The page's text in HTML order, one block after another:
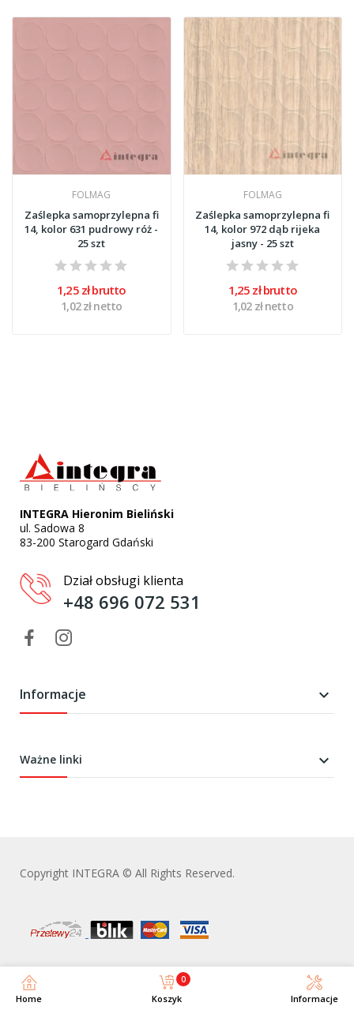
Home
0
Koszyk Informacje
FOLMAG
Zaślepka samoprzylepna fi
14, kolor 631 pudrowy róż -
25 szt
1,25 zł brutto
1,02 zł netto
FOLMAG
Zaślepka samoprzylepna fi
14, kolor 972 dąb rijeka
jasny - 25 szt
1,25 zł brutto
1,02 zł netto
INTEGRA Hieronim Bieliński
ul. Sadowa 8
83-200 Starogard Gdański
Dział obsługi klienta
+48 696 072 531
Informacje 
Ważne linki 
Copyright INTEGRA © All Rights Reserved.